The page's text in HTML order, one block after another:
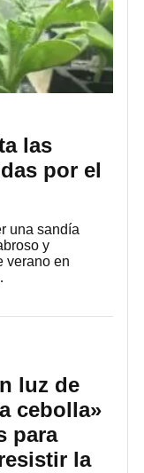
las
por el
una sandía
y
verano en
luz de
cebolla»
para
la